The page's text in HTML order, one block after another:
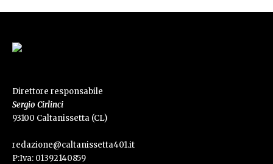
Direttore responsabile
Sergio Cirlinci
93100 Caltanissetta (CL)
redazione@caltanissetta401.it
P:Iva: 01392140859